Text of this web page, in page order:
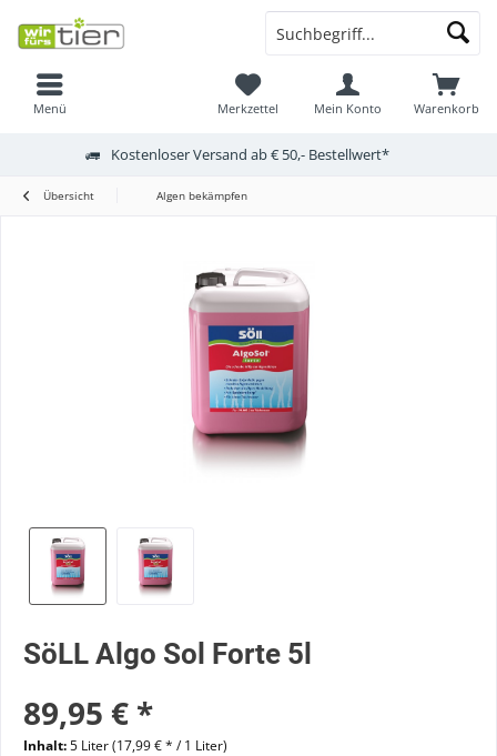
Menü Warenkorb
Merkzettel Mein Konto
Kostenloser Versand ab € 50,- Bestellwert*
Übersicht Algen bekämpfen
SöLL Algo Sol Forte 5l
89,95 € *
Inhalt:5 Liter (17,99 € * / 1 Liter)